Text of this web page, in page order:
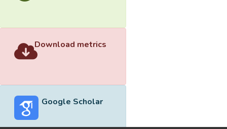
Download metrics
Google Scholar